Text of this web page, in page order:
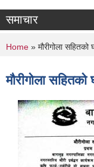
समाचार
You are
Home » मौरीगोला
मौरीगोला